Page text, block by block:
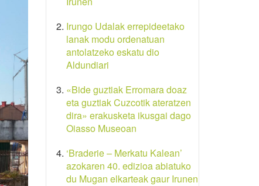
Irungo Udalak errepideetako
lanak modu ordenatuan
antolatzeko eskatu dio
Aldundiari
«Bide guztiak Erromara doaz
eta guztiak Cuzcotik ateratzen
dira» erakusketa ikusgai dago
Oiasso Museoan
‘Braderie – Merkatu Kalean’
azokaren 40. edizioa abiatuko
du Mugan elkarteak gaur Irunen